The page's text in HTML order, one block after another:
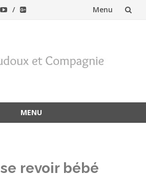
Menu
MENU
se revoir bébé